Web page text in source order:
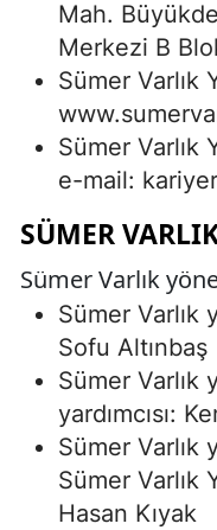
Mah.
Merkezi B
Sümer Varlık
Sümer Varlık
e-mail:
SÜMER
Sümer Varlık
Sümer Varlık
Sofu Altınbaş
Sümer Varlık
yardımcısı:
Sümer Varlık
Sümer Varlık
Hasan Kıyak